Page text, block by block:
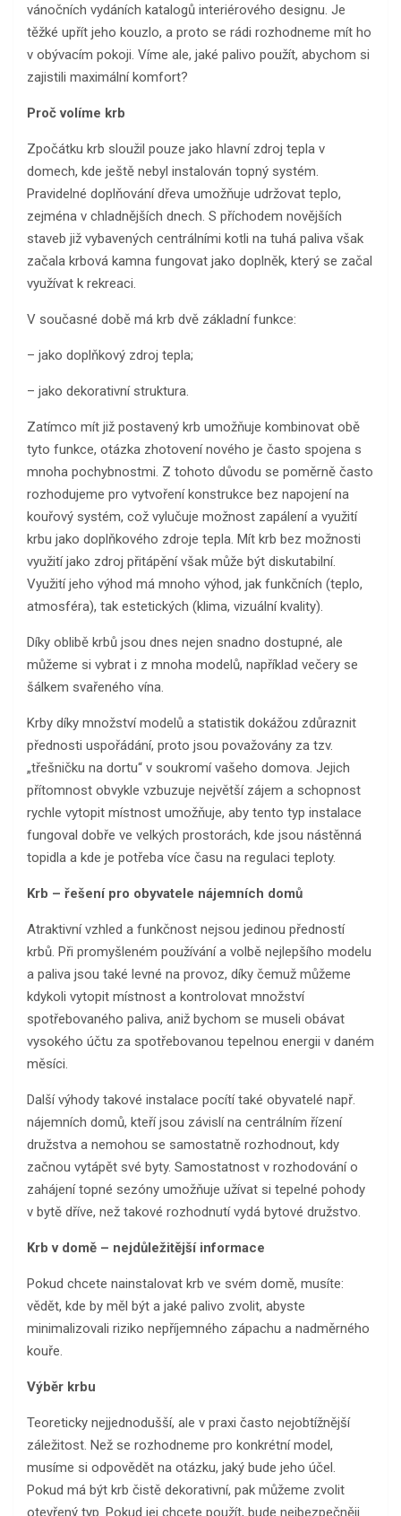
vánočních vydáních katalogů interiérového designu. Je
těžké upřít jeho kouzlo, a proto se rádi rozhodneme mít ho
v obývacím pokoji. Víme ale, jaké palivo použít, abychom si
zajistili maximální komfort?
Proč volíme krb
Zpočátku krb sloužil pouze jako hlavní zdroj tepla v
domech, kde ještě nebyl instalován topný systém.
Pravidelné doplňování dřeva umožňuje udržovat teplo,
zejména v chladnějších dnech. S příchodem novějších
staveb již vybavených centrálními kotli na tuhá paliva však
začala krbová kamna fungovat jako doplněk, který se začal
využívat k rekreaci.
V současné době má krb dvě základní funkce:
– jako doplňkový zdroj tepla;
– jako dekorativní struktura.
Zatímco mít již postavený krb umožňuje kombinovat obě
tyto funkce, otázka zhotovení nového je často spojena s
mnoha pochybnostmi. Z tohoto důvodu se poměrně často
rozhodujeme pro vytvoření konstrukce bez napojení na
kouřový systém, což vylučuje možnost zapálení a využití
krbu jako doplňkového zdroje tepla. Mít krb bez možnosti
využití jako zdroj přitápění však může být diskutabilní.
Využití jeho výhod má mnoho výhod, jak funkčních (teplo,
atmosféra), tak estetických (klima, vizuální kvality).
Díky oblibě krbů jsou dnes nejen snadno dostupné, ale
můžeme si vybrat i z mnoha modelů, například večery se
šálkem svařeného vína.
Krby díky množství modelů a statistik dokážou zdůraznit
přednosti uspořádání, proto jsou považovány za tzv.
„třešničku na dortu“ v soukromí vašeho domova. Jejich
přítomnost obvykle vzbuzuje největší zájem a schopnost
rychle vytopit místnost umožňuje, aby tento typ instalace
fungoval dobře ve velkých prostorách, kde jsou nástěnná
topidla a kde je potřeba více času na regulaci teploty.
Krb – řešení pro obyvatele nájemních domů
Atraktivní vzhled a funkčnost nejsou jedinou předností
krbů. Při promyšleném používání a volbě nejlepšího modelu
a paliva jsou také levné na provoz, díky čemuž můžeme
kdykoli vytopit místnost a kontrolovat množství
spotřebovaného paliva, aniž bychom se museli obávat
vysokého účtu za spotřebovanou tepelnou energii v daném
měsíci.
Další výhody takové instalace pocítí také obyvatelé např.
nájemních domů, kteří jsou závislí na centrálním řízení
družstva a nemohou se samostatně rozhodnout, kdy
začnou vytápět své byty. Samostatnost v rozhodování o
zahájení topné sezóny umožňuje užívat si tepelné pohody
v bytě dříve, než takové rozhodnutí vydá bytové družstvo.
Krb v domě – nejdůležitější informace
Pokud chcete nainstalovat krb ve svém domě, musíte:
vědět, kde by měl být a jaké palivo zvolit, abyste
minimalizovali riziko nepříjemného zápachu a nadměrného
kouře.
Výběr krbu
Teoreticky nejjednodušší, ale v praxi často nejobtížnější
záležitost. Než se rozhodneme pro konkrétní model,
musíme si odpovědět na otázku, jaký bude jeho účel.
Pokud má být krb čistě dekorativní, pak můžeme zvolit
otevřený typ. Pokud jej chcete použít, bude nejbezpečněji